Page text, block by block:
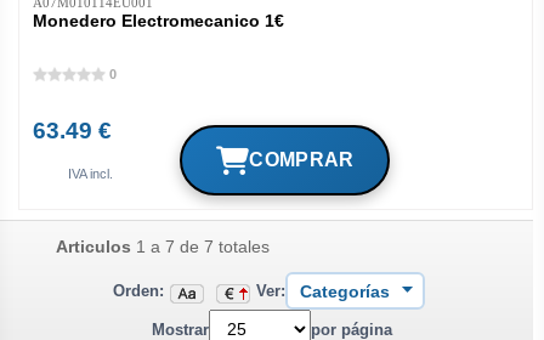
A07M010114EU001
Monedero Electromecanico 1€
0
63.49 €
IVA incl.
Articulos 1 a 7 de 7 totales
Orden: Ver:
Mostrar por página